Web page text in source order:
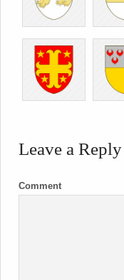
Leave a Reply
Comment